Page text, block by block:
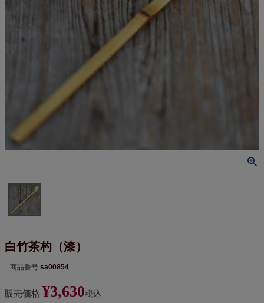
白竹茶杓（漆）
商品番号 sa00854
販売価格 ¥3,630税込